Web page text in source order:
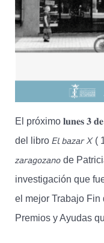
El próximo 𝐥𝐮𝐧𝐞𝐬 𝟑
del libro 𝘌𝘭 𝘣𝘢𝘻𝘢𝘳 𝘟 (
𝘻𝘢𝘳𝘢𝘨𝘰𝘻𝘢𝘯𝘰 de
investigación que
el mejor Trabajo Fin
Premios y Ayudas